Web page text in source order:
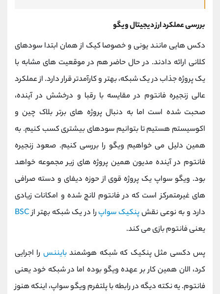
بررسی عملکرد ارز دیجیتال ویگو
دکس هایی مانند یونی و خصوصا کیک از همان ابتدا سودهای
کلانی ارائه دادند. در حال حاضر هم در موقعیت های مشابه با
یک پروژه جذاب در یک شبکه، بهتر و کارآمدتر قرار دارد. از عملکرد
عالی زنجیره فانتوم در مقایسه با رقبا و درخشش در آینده،
صحبت شده است اما به دنبال پروژه های برتر بلاک چین و
اکوسیستم هستیم تا بتوانیم سودهای بیشتری کسب کنیم. به
همین دلیل می خواهیم ویگو را بررسی کنیم. صعود زنجیره
فانتوم در آینده مدیون همین پروژه های زیر مجموعه خواهد
بود. ویگو سواپ یک پروژه قوی از حوزه دیفای و دسته صرافی
های غیرمتمرکز است که در فانتوم لانچ شده و امکانات زیادی
دارد و به نوعی نقشپنکیک سواپ را در یک شبکه بهتر ازBSC
یعنی فانتوم بازی می کند.
پس دکسی مثل پنکیک که شبکه هوشمندبایننس را اجرایی
کرد، الان همین کار بر عهده ویگو بوده اما در شبکه خود یعنی
فانتوم. یه نکته دیگه در رابطه با پلتفرم ویگو سواپ، اینکه هنوز